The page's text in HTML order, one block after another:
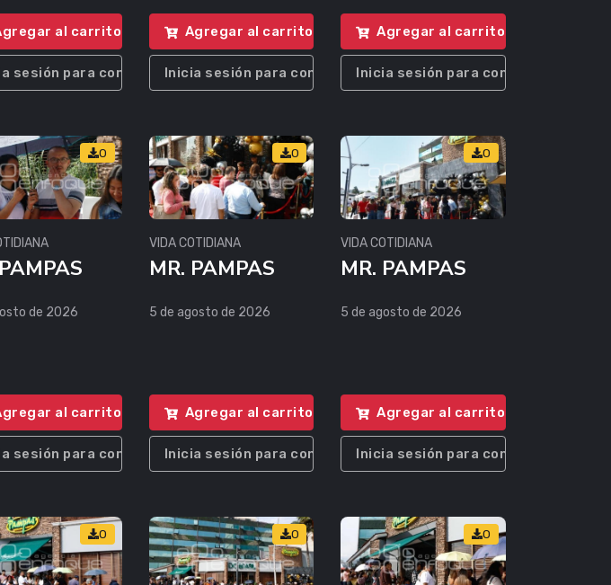
al carrito
sesión para comprar
Agregar al carrito
Inicia sesión para comprar
Agregar al carrito
Inicia sesión para comprar
0
de 2026
al carrito
sesión para comprar
0
VIDA COTIDIANA
MR. PAMPAS
5 de agosto de 2026
Agregar al carrito
Inicia sesión para comprar
0
VIDA COTIDIANA
MR. PAMPAS
5 de agosto de 2026
Agregar al carrito
Inicia sesión para comprar
0 0 0